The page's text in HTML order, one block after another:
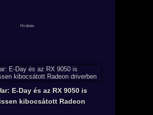
E-Day és az RX 9050 is
kibocsátott Radeon